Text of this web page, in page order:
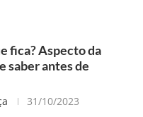
fica? Aspecto da
saber antes de
31/10/2023